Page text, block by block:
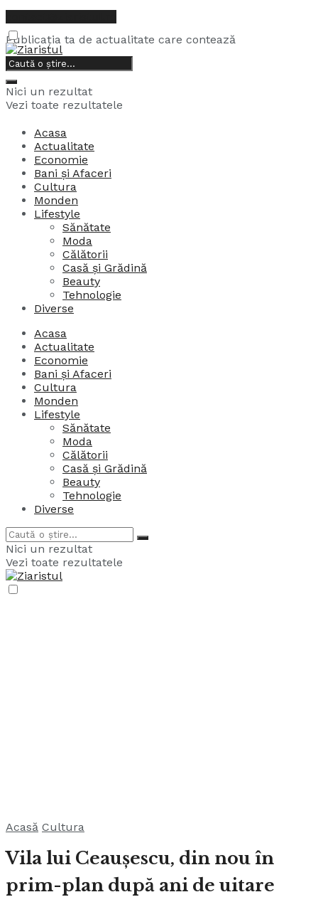
Publicația ta de actualitate care contează
6, august, 2026
Nici un rezultat
Vezi toate rezultatele
Acasa
Actualitate
Economie
Bani și Afaceri
Cultura
Monden
Lifestyle
Sănătate
Moda
Călătorii
Casă și Grădină
Beauty
Tehnologie
Diverse
Acasa
Actualitate
Economie
Bani și Afaceri
Cultura
Monden
Lifestyle
Sănătate
Moda
Călătorii
Casă și Grădină
Beauty
Tehnologie
Diverse
Nici un rezultat
Vezi toate rezultatele
Acasă Cultura
Vila lui Ceaușescu, din nou în
prim-plan după ani de uitare